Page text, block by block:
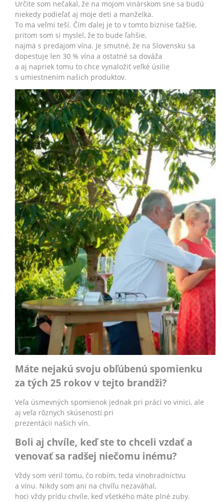
Určite som nečakal, že na mojom vinárskom sne sa budú
niekedy podieľať aj moje deti a manželka.
To ma veľmi teší. Čím ďalej je to v tomto biznise ťažšie,
pritom som si myslel, že to bude ľahšie,
najmä s predajom vína. Je smutné, že na Slovensku sa
dopestuje len 30 % vína a ostatné sa dováža
a aj napriek tomu to chce vynaložiť veľké úsilie
s umiestnením našich produktov.
Máte nejakú svoju obľúbenú spomienku
za tých 25 rokov v tejto brandži?
Veľa úsmevných spomienok jednak pri práci vo vinici, ale
aj veľa rôznych skúseností pri
prezentácii našich vín.
Boli aj chvíle, keď ste to chceli vzdať a
venovať sa radšej niečomu inému?
Vždy som veril tomu, čo robím, teda vinohradníctvu
a vínu. Nikdy som ani na chvíľu nezaváhal,
hoci vždy prídu chvíle, keď všetkého máte plné zuby.